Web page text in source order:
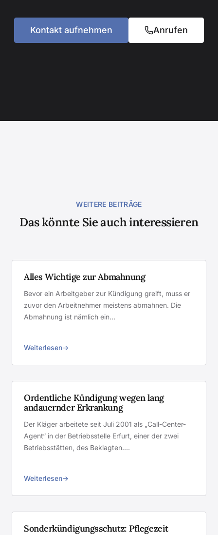
Kontakt aufnehmen Anrufen
WEITERE BEITRÄGE
Das könnte Sie auch interessieren
Alles Wichtige zur Abmahnung
Bevor ein Arbeitgeber zur Kündigung greift, muss er
zuvor den Arbeitnehmer meistens abmahnen. Die
Abmahnung ist nämlich ein…
Weiterlesen
Ordentliche Kündigung wegen lang
andauernder Erkrankung
Der Kläger arbeitete seit Juli 2001 als „Call-Center-
Agent“ in der Betriebsstelle Erfurt, einer der zwei
Betriebsstätten, des Beklagten.…
Weiterlesen
Sonderkündigungsschutz: Pflegezeit